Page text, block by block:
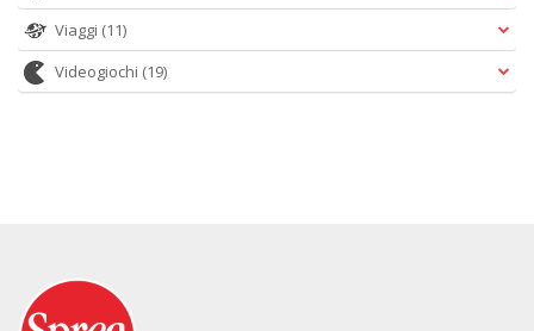
Viaggi (11)
Videogiochi (19)